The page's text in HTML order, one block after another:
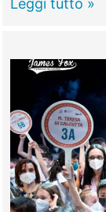
nel
parcheggio,
camion
distrutti
Leggi tutto »